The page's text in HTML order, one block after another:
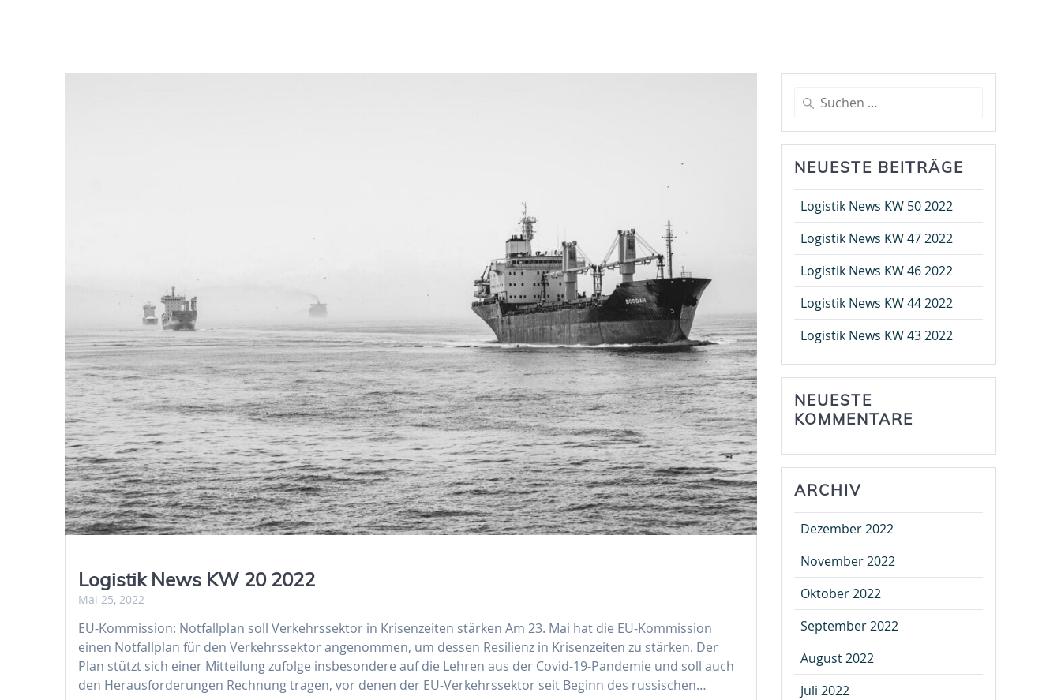
Logistik News KW 20 2022
Mai 25, 2022
EU-Kommission: Notfallplan soll Verkehrssektor in Krisenzeiten stärken Am 23. Mai hat die EU-Kommission
einen Notfallplan für den Verkehrssektor angenommen, um dessen Resilienz in Krisenzeiten zu stärken. Der
Plan stützt sich einer Mitteilung zufolge insbesondere auf die Lehren aus der Covid-19-Pandemie und soll auch
den Herausforderungen Rechnung tragen, vor denen der EU-Verkehrssektor seit Beginn des russischen…
Suche
nach:
NEUESTE BEITRÄGE
Logistik News KW 50 2022
Logistik News KW 47 2022
Logistik News KW 46 2022
Logistik News KW 44 2022
Logistik News KW 43 2022
NEUESTE
KOMMENTARE
ARCHIV
Dezember 2022
November 2022
Oktober 2022
September 2022
August 2022
Juli 2022